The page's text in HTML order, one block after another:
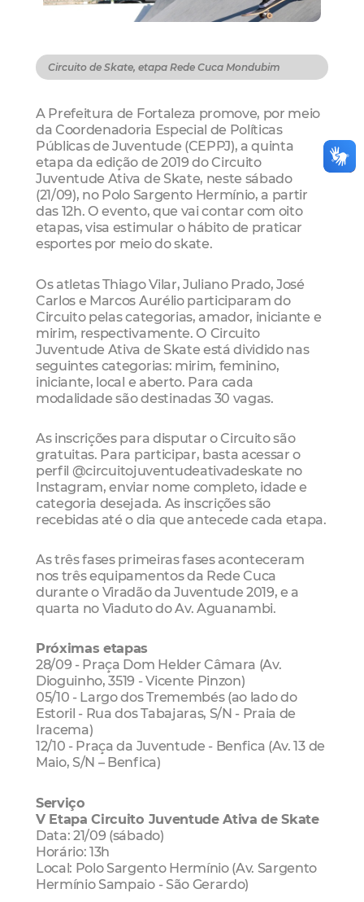
Circuito de Skate, etapa Rede Cuca Mondubim
A Prefeitura de Fortaleza promove, por meio
da Coordenadoria Especial de Políticas
Públicas de Juventude (CEPPJ), a quinta
etapa da edição de 2019 do Circuito
Juventude Ativa de Skate, neste sábado
(21/09), no Polo Sargento Hermínio, a partir
das 12h. O evento, que vai contar com oito
etapas, visa estimular o hábito de praticar
esportes por meio do skate.
Os atletas Thiago Vilar, Juliano Prado, José
Carlos e Marcos Aurélio participaram do
Circuito pelas categorias, amador, iniciante e
mirim, respectivamente. O Circuito
Juventude Ativa de Skate está dividido nas
seguintes categorias: mirim, feminino,
iniciante, local e aberto. Para cada
modalidade são destinadas 30 vagas.
As inscrições para disputar o Circuito são
gratuitas. Para participar, basta acessar o
perfil @circuitojuventudeativadeskate no
Instagram, enviar nome completo, idade e
categoria desejada. As inscrições são
recebidas até o dia que antecede cada etapa.
As três fases primeiras fases aconteceram
nos três equipamentos da Rede Cuca
durante o Viradão da Juventude 2019, e a
quarta no Viaduto do Av. Aguanambi.
Próximas etapas
28/09 - Praça Dom Helder Câmara (Av.
Dioguinho, 3519 - Vicente Pinzon)
05/10 - Largo dos Tremembés (ao lado do
Estoril - Rua dos Tabajaras, S/N - Praia de
Iracema)
12/10 - Praça da Juventude - Benfica (Av. 13 de
Maio, S/N – Benfica)
Serviço
V Etapa Circuito Juventude Ativa de Skate
Data: 21/09 (sábado)
Horário: 13h
Local: Polo Sargento Hermínio (Av. Sargento
Hermínio Sampaio - São Gerardo)